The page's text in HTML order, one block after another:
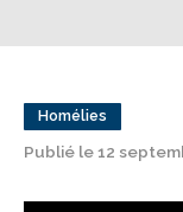
Homélies
Publié le 12